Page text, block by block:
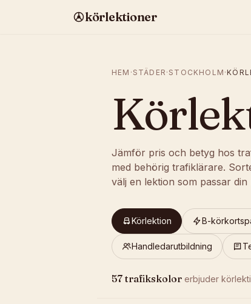
körlektioner
HEM · STÄDER · STOCKHOLM ·
Jämför pris och betyg hos
med behörig trafiklärare.
välj en lektion som passar din
Körlektion B-
Handledarutbildning
57 trafikskolor erbjuder